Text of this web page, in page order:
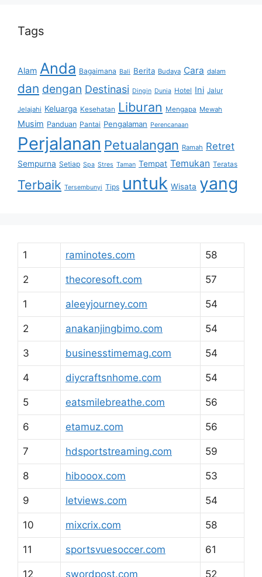
Tags
Alam Anda Bagaimana Bali Berita Budaya Cara dalam
dan dengan Destinasi Dingin Dunia Hotel Ini Jalur
Jelajahi Keluarga Kesehatan Liburan Mengapa Mewah
Musim Panduan Pantai Pengalaman Perencanaan
Perjalanan Petualangan Ramah Retret
Sempurna Setiap Spa Stres Taman Tempat Temukan Teratas
Terbaik Tersembunyi Tips untuk Wisata yang
1 raminotes.com 58
2 thecoresoft.com 57
1 aleeyjourney.com 54
2 anakanjingbimo.com 54
3 businesstimemag.com 54
4 diycraftsnhome.com 54
5 eatsmilebreathe.com 56
6 etamuz.com 56
7 hdsportstreaming.com 59
8 hibooox.com 53
9 letviews.com 54
10 mixcrix.com 58
11 sportsvuesoccer.com 61
12 swordpost.com 52